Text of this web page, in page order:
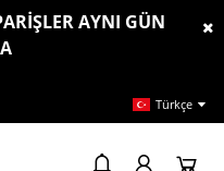
AYNI GÜN
Türkçe